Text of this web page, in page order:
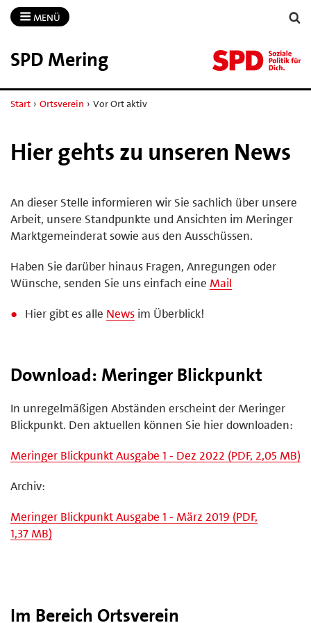
MENÜ
SPD Mering
Start › Ortsverein › Vor Ort aktiv
Hier gehts zu unseren News
An dieser Stelle informieren wir Sie sachlich über unsere
Arbeit, unsere Standpunkte und Ansichten im Meringer
Marktgemeinderat sowie aus den Ausschüssen.
Haben Sie darüber hinaus Fragen, Anregungen oder
Wünsche, senden Sie uns einfach eine Mail
Hier gibt es alle News im Überblick!
Download: Meringer Blickpunkt
In unregelmäßigen Abständen erscheint der Meringer
Blickpunkt. Den aktuellen können Sie hier downloaden:
Meringer Blickpunkt Ausgabe 1 - Dez 2022 (PDF, 2,05 MB)
Archiv:
Meringer Blickpunkt Ausgabe 1 - März 2019 (PDF,
1,37 MB)
Im Bereich Ortsverein